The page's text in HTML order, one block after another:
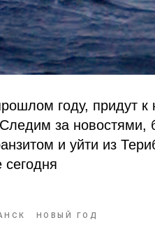
году, придут
за
и уйти из
сегодня
НОВЫЙ ГОД